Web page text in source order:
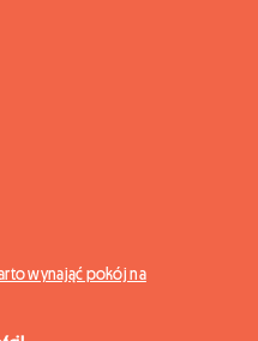
wynająć pokój na